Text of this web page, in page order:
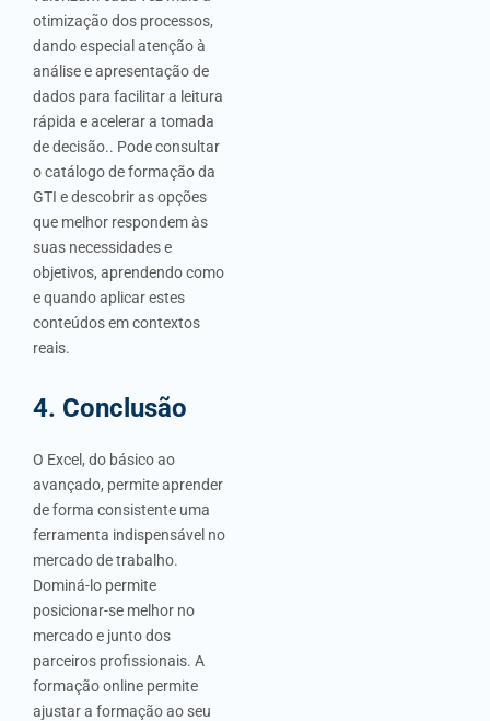
otimização dos processos,
dando especial atenção à
análise e apresentação de
dados para facilitar a leitura
rápida e acelerar a tomada
de decisão.. Pode consultar
o catálogo de formação da
GTI e descobrir as opções
que melhor respondem às
suas necessidades e
objetivos, aprendendo como
e quando aplicar estes
conteúdos em contextos
reais.
4. Conclusão
O Excel, do básico ao
avançado, permite aprender
de forma consistente uma
ferramenta indispensável no
mercado de trabalho.
Dominá-lo permite
posicionar-se melhor no
mercado e junto dos
parceiros profissionais. A
formação online permite
ajustar a formação ao seu